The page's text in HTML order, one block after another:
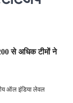
से अधिक टीमों ने
ऑल इंडिया लेवल